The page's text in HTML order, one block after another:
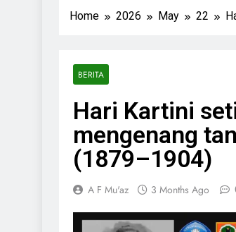
Home 2026 May 22
BERITA
Hari Kartini
mengenang
(1879–1904)
A F Mu'az 3 Months Ago